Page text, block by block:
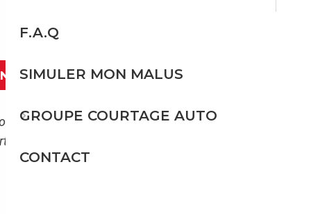
automobiles depuis plusieurs années, ce
de voitures allemandes, notamment au
F.A.Q
SIMULER MON MALUS
GROUPE COURTAGE AUTO
CONTACT